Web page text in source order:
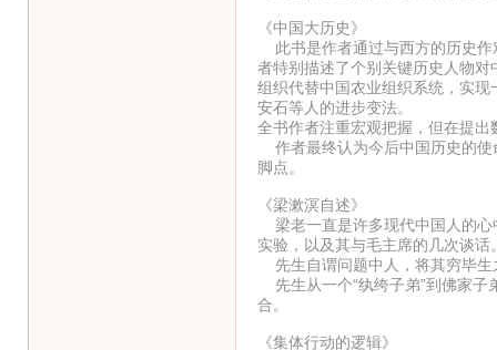
《中国大历史》
此书是作者通过与西方的历史作
者特别描述了个别关键历史人物
组织代替中国农业组织系统，实
安石等人的进步变法。
全书作者注重宏观把握，但在提
作者最终认为今后中国历史的使
脚点。
《梁漱溟自述》
梁老一直是许多现代中国人的心
实验，以及其与毛主席的几次谈话
先生自谓问题中人，将其穷毕生
先生从一个“纨绔子弟”到佛家子
合。
《集体行动的逻辑》